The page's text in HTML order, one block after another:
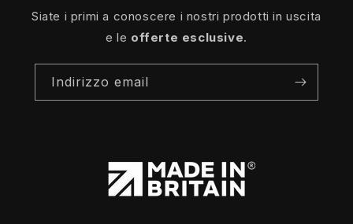
Siate i primi a conoscere i nostri prodotti in uscita
e le offerte esclusive.
Indirizzo email